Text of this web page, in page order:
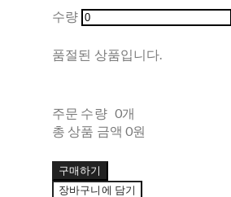
수량
품절된 상품입니다.
주문 수량 0개
총 상품 금액 0원
구매하기
장바구니에 담기